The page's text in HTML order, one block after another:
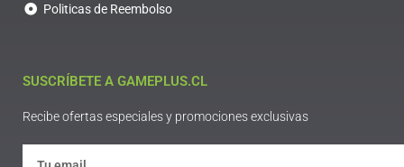
Politicas de Reembolso
SUSCRÍBETE A GAMEPLUS.CL
Recibe ofertas especiales y promociones exclusivas